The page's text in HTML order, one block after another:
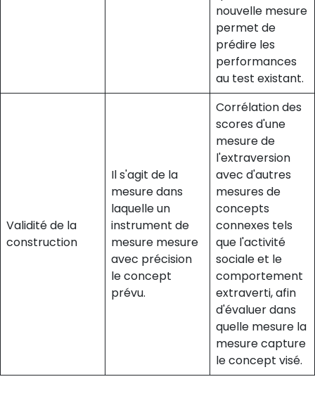
nouvelle mesure
permet de
prédire les
performances
au test existant.
Validité de la
construction
Il s'agit de la
mesure dans
laquelle un
instrument de
mesure mesure
avec précision
le concept
prévu.
Corrélation des
scores d'une
mesure de
l'extraversion
avec d'autres
mesures de
concepts
connexes tels
que l'activité
sociale et le
comportement
extraverti, afin
d'évaluer dans
quelle mesure la
mesure capture
le concept visé.